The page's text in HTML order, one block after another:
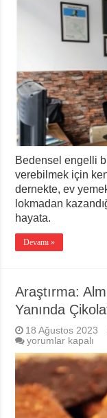
Ardındaki
için
Bedensel engelli
verebilmek için
dernekte, ev
lokmadan
hayata.
Devamı »
Araştırma:
Yanında
18 Ağustos 2023
Araştırma:
Yüzde
53.7’si
Yanında
Çikolata
Getiriyor
için
yorumlar kapalı